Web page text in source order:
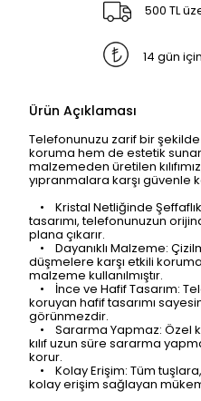
500 TL
14 gün
Ürün Açıklaması
Telefonunuzu zarif bir
koruma hem de estetik
malzemeden üretilen
yıpranmalara karşı güvenle
• Kristal Netliğinde
tasarımı, telefonunuzun
plana çıkarır.
• Dayanıklı Malzeme:
düşmelere karşı etkili
malzeme kullanılmıştır.
• İnce ve Hafif Tasarım:
koruyan hafif tasarımı
görünmezdir.
• Sararma Yapmaz: Özel
kılıf uzun süre sararma
korur.
• Kolay Erişim: Tüm
kolay erişim sağlayan